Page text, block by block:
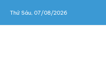
Thứ Sáu, 07/08/2026